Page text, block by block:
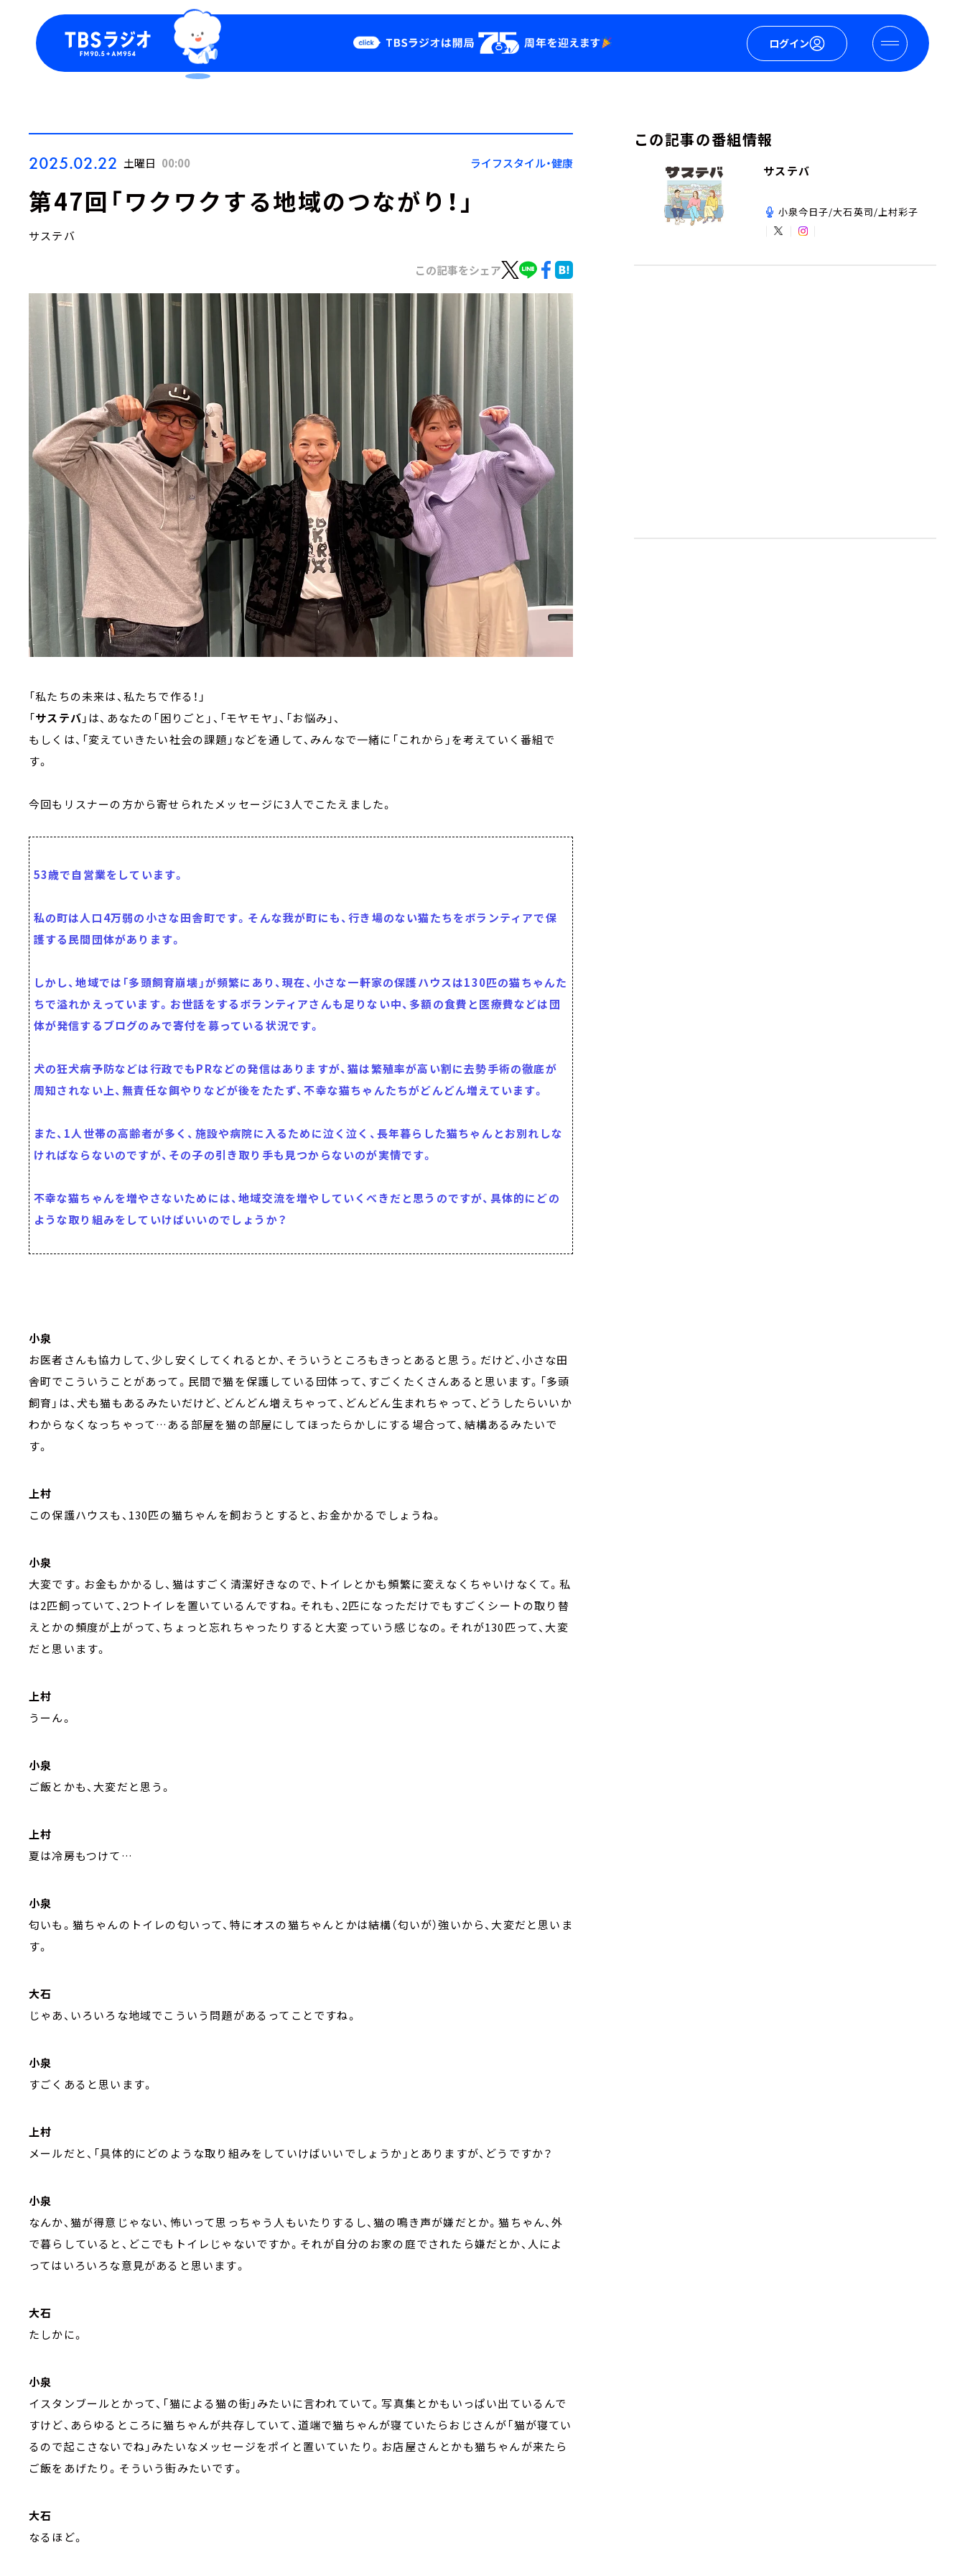
ログイン
Podcast
YouTube
会社情報
2025.02.22 土曜日 00:00 ライフスタイル・健康
第47回「ワクワクする地域のつながり！」
サステバ
この記事をシェア
「私たちの未来は、私たちで作る！」
「サステバ 」は、あなたの「困りごと」、「モヤモヤ」、「お悩み」、
もしくは、「変えていきたい社会の課題」などを通して、みんなで一緒に「これから」を考えていく番組で
す。
今回もリスナーの方から寄せられたメッセージに3人でこたえました。
53歳で自営業をしています。
私の町は人口4万弱の小さな田舎町です。そんな我が町にも、行き場のない猫たちをボランティアで保
護する民間団体があります。
しかし、地域では「多頭飼育崩壊」が頻繁にあり、現在、小さな一軒家の保護ハウスは130匹の猫ちゃんた
ちで溢れかえっています。お世話をするボランティアさんも足りない中、多額の食費と医療費などは団
体が発信するブログのみで寄付を募っている状況です。
犬の狂犬病予防などは行政でもPRなどの発信はありますが、猫は繁殖率が高い割に去勢手術の徹底が
周知されない上、無責任な餌やりなどが後をたたず、不幸な猫ちゃんたちがどんどん増えています。
また、1人世帯の高齢者が多く、施設や病院に入るために泣く泣く、長年暮らした猫ちゃんとお別れしな
ければならないのですが、その子の引き取り手も見つからないのが実情です。
不幸な猫ちゃんを増やさないためには、地域交流を増やしていくべきだと思うのですが、具体的にどの
ような取り組みをしていけばいいのでしょうか？
小泉
お医者さんも協力して、少し安くしてくれるとか、そういうところもきっとあると思う。だけど、小さな田
舎町でこういうことがあって。民間で猫を保護している団体って、すごくたくさんあると思います。「多頭
飼育」は、犬も猫もあるみたいだけど、どんどん増えちゃって、どんどん生まれちゃって、どうしたらいいか
わからなくなっちゃって…ある部屋を猫の部屋にしてほったらかしにする場合って、結構あるみたいで
す。
上村
この保護ハウスも、130匹の猫ちゃんを飼おうとすると、お金かかるでしょうね。
小泉
大変です。お金もかかるし、猫はすごく清潔好きなので、トイレとかも頻繁に変えなくちゃいけなくて。私
は2匹飼っていて、2つトイレを置いているんですね。それも、2匹になっただけでもすごくシートの取り替
えとかの頻度が上がって、ちょっと忘れちゃったりすると大変っていう感じなの。それが130匹って、大変
だと思います。
上村
うーん。
小泉
ご飯とかも、大変だと思う。
上村
夏は冷房もつけて…
小泉
匂いも。猫ちゃんのトイレの匂いって、特にオスの猫ちゃんとかは結構（匂いが）強いから、大変だと思いま
す。
大石
じゃあ、いろいろな地域でこういう問題があるってことですね。
小泉
すごくあると思います。
上村
メールだと、「具体的にどのような取り組みをしていけばいいでしょうか」とありますが、どうですか？
小泉
なんか、猫が得意じゃない、怖いって思っちゃう人もいたりするし、猫の鳴き声が嫌だとか。猫ちゃん、外
で暮らしていると、どこでもトイレじゃないですか。それが自分のお家の庭でされたら嫌だとか、人によ
ってはいろいろな意見があると思います。
大石
たしかに。
小泉
イスタンブールとかって、「猫による猫の街」みたいに言われていて。写真集とかもいっぱい出ているんで
すけど、あらゆるところに猫ちゃんが共存していて、道端で猫ちゃんが寝ていたらおじさんが「猫が寝てい
るので起こさないでね」みたいなメッセージをポイと置いていたり。お店屋さんとかも猫ちゃんが来たら
ご飯をあげたり。そういう街みたいです。
大石
なるほど。
この記事の番組情報
サステバ
小泉今日子/大石英司/上村彩子